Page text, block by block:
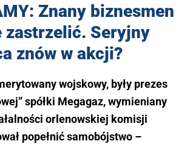
Znany biznesmen
zastrzelić. Seryjny
znów w akcji?
wojskowy, były prezes
spółki Megagaz, wymieniany
orlenowskiej komisji
popełnić samobójstwo –